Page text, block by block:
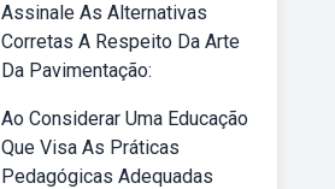
Assinale As Alternativas
Corretas A Respeito Da Arte
Da Pavimentação:
Ao Considerar Uma Educação
Que Visa As Práticas
Pedagógicas Adequadas